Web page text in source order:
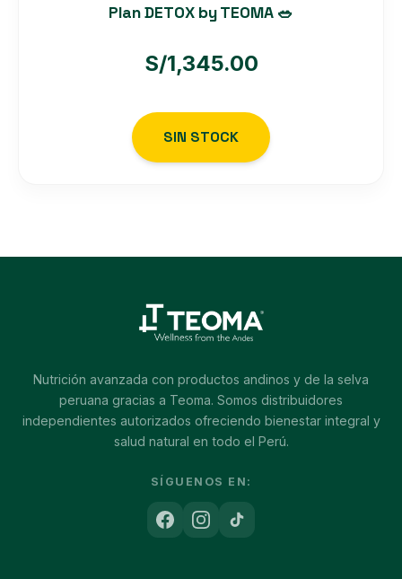
Plan DETOX by TEOMA 🥗
S/1,345.00
SIN STOCK
Nutrición avanzada con productos andinos y de la selva
peruana gracias a Teoma. Somos distribuidores
independientes autorizados ofreciendo bienestar integral y
salud natural en todo el Perú.
SÍGUENOS EN: